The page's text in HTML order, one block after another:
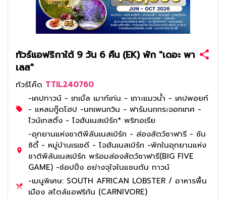
ทัวร์แอฟริกาใต้ 9 วัน 6 คืน (EK) พัก "เดอะ พา
เลส"
ทัวร์โค๊ด TTIL240760
-เคปทาวน์ - เทเบิ้ล เมาท์เท่น - เกาะแมวน้ำ - เคปพอยท์
- แหลมกู๊ดโฮป -นกเพนกวิน - ฟาร์มนกกระจอกเทศ -
ไวน์เทสติ้ง - โจฮันเนสเบิร์ก* พริทอเรีย
-อุทยานแห่งชาติพีลันเนสเบิร์ก - ส่องสัตว์ซาฟารี - ซัน
ซิตี้ - หมู่บ้านเรเซดี - โจฮันเนสเบิร์ก -พักในอุทยานแห่ง
ชาติพีลันเนสเบิร์ก พร้อมส่องสัตว์ซาฟารี(BIG FIVE
GAME) -ช้อปปิ้ง อย่างจุใจในแซนตัน ทาวน์
-เมนูพิเศษ: SOUTH AFRICAN LOBSTER / อาหารพื้น
เมือง สไตล์แอฟริกัน (CARNIVORE)